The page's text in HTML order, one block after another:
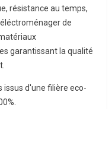
résistance au temps,
de
garantissant la qualité
issus d'une filière eco-